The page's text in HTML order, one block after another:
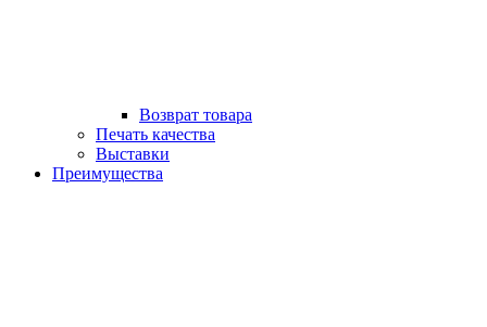
Возврат товара
Печать качества
Выставки
Преимущества